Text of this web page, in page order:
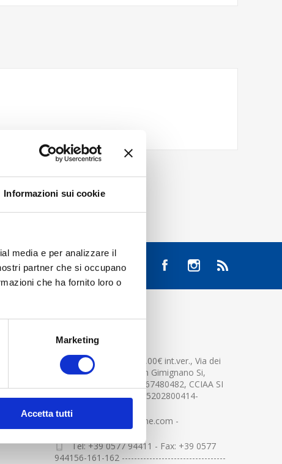
Informazioni sui cookie
media e per analizzare il
partner che si occupano
che ha fornito loro o
Marketing
Accetta tutti
Cap.soc. 2.500.000,00€ int.ver., Via dei
platani n. 15, 53037 San Gimignano Si,
Part.IVA e Cod.Fisc.04367480482, CCIAA SI
n.94391 , MOCA=IT0905202800414-
info@centerglassline.com -
Tel: +39 0577 94411 - Fax: +39 0577
944156-161-162 ----------------------------------